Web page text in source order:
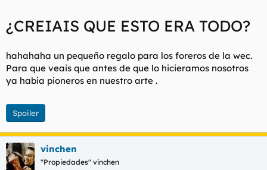
¿CREIAIS QUE ESTO ERA TODO?
hahahaha un pequeño regalo para los foreros de la wec.
Para que veais que antes de que lo hicieramos nosotros
ya habia pioneros en nuestro arte .
Spoiler
vinchen
"Propiedades" vinchen